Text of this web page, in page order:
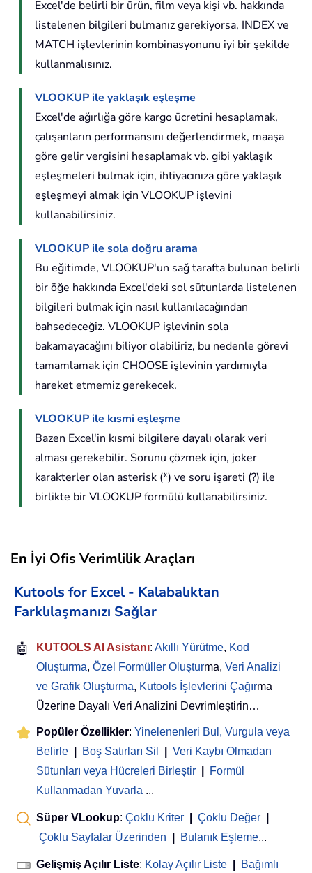
Excel'de belirli bir ürün, film veya kişi vb. hakkında
listelenen bilgileri bulmanız gerekiyorsa, INDEX ve
MATCH işlevlerinin kombinasyonunu iyi bir şekilde
kullanmalısınız.
VLOOKUP ile yaklaşık eşleşme
Excel'de ağırlığa göre kargo ücretini hesaplamak,
çalışanların performansını değerlendirmek, maaşa
göre gelir vergisini hesaplamak vb. gibi yaklaşık
eşleşmeleri bulmak için, ihtiyacınıza göre yaklaşık
eşleşmeyi almak için VLOOKUP işlevini
kullanabilirsiniz.
VLOOKUP ile sola doğru arama
Bu eğitimde, VLOOKUP'un sağ tarafta bulunan belirli
bir öğe hakkında Excel'deki sol sütunlarda listelenen
bilgileri bulmak için nasıl kullanılacağından
bahsedeceğiz. VLOOKUP işlevinin sola
bakamayacağını biliyor olabiliriz, bu nedenle görevi
tamamlamak için CHOOSE işlevinin yardımıyla
hareket etmemiz gerekecek.
VLOOKUP ile kısmi eşleşme
Bazen Excel'in kısmi bilgilere dayalı olarak veri
alması gerekebilir. Sorunu çözmek için, joker
karakterler olan asterisk (*) ve soru işareti (?) ile
birlikte bir VLOOKUP formülü kullanabilirsiniz.
En İyi Ofis Verimlilik Araçları
Kutools for Excel - Kalabalıktan
Farklılaşmanızı Sağlar
🤖 KUTOOLS AI Asistanı: Akıllı Yürütme, Kod
Oluşturma, Özel Formüller Oluşturma, Veri Analizi
ve Grafik Oluşturma, Kutools İşlevlerini Çağırma
Üzerine Dayalı Veri Analizini Devrimleştirin…
Popüler Özellikler: Yinelenenleri Bul, Vurgula veya
Belirle
Boş Satırları Sil
Veri Kaybı Olmadan
Sütunları veya Hücreleri Birleştir
Formül
Kullanmadan Yuvarla ...
Süper VLookup: Çoklu Kriter Çoklu Değer
Çoklu Sayfalar Üzerinden
Bulanık Eşleme...
Gelişmiş Açılır Liste: Kolay Açılır Liste
Bağımlı